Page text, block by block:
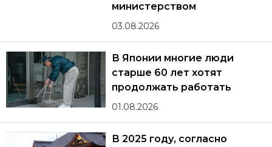
министерством
03.08.2026
В Японии многие люди
старше 60 лет хотят
продолжать работать
01.08.2026
В 2025 году, согласно